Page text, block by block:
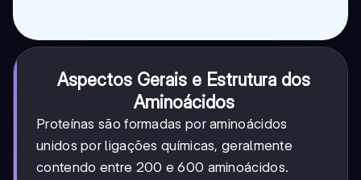
Aspectos Gerais e Estrutura dos
Aminoácidos
Proteínas são formadas por aminoácidos
unidos por ligações químicas, geralmente
contendo entre 200 e 600 aminoácidos.